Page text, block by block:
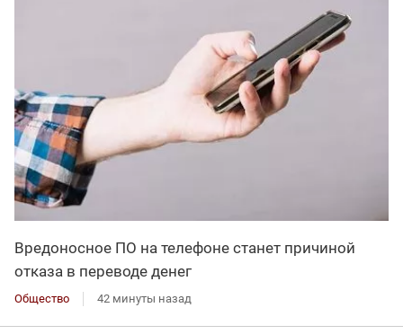
Вредоносное ПО на телефоне станет причиной
отказа в переводе денег
Общество 42 минуты назад